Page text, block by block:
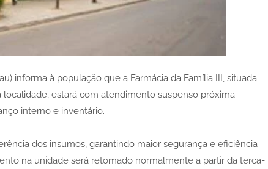
informa à população que a Farmácia da Família III, situada
localidade, estará com atendimento suspenso próxima
interno e inventário.
dos insumos, garantindo maior segurança e eficiência
na unidade será retomado normalmente a partir da terça-